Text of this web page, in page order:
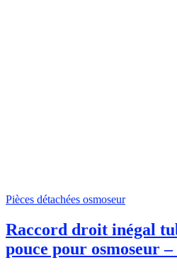
Pièces détachées osmoseur
Raccord droit inégal
pouce pour osmoseur